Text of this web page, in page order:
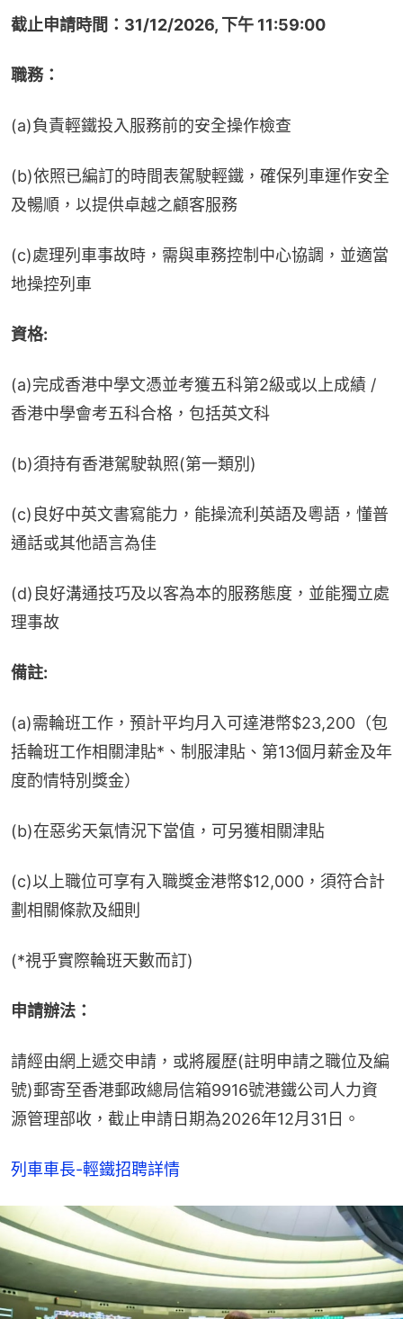
截止申請時間：31/12/2026, 下午 11:59:00
職務：
(a)負責輕鐵投入服務前的安全操作檢查
(b)依照已編訂的時間表駕駛輕鐵，確保列車運作安全
及暢順，以提供卓越之顧客服務
(c)處理列車事故時，需與車務控制中心協調，並適當
地操控列車
資格:
(a)完成香港中學文憑並考獲五科第2級或以上成績 /
香港中學會考五科合格，包括英文科
(b)須持有香港駕駛執照(第一類別)
(c)良好中英文書寫能力，能操流利英語及粵語，懂普
通話或其他語言為佳
(d)良好溝通技巧及以客為本的服務態度，並能獨立處
理事故
備註:
(a)需輪班工作，預計平均月入可達港幣$23,200（包
括輪班工作相關津貼*、制服津貼、第13個月薪金及年
度酌情特別獎金）
(b)在惡劣天氣情況下當值，可另獲相關津貼
(c)以上職位可享有入職獎金港幣$12,000，須符合計
劃相關條款及細則
(*視乎實際輪班天數而訂)
申請辦法：
請經由網上遞交申請，或將履歷(註明申請之職位及編
號)郵寄至香港郵政總局信箱9916號港鐵公司人力資
源管理部收，截止申請日期為2026年12月31日。
列車車長-輕鐵招聘詳情